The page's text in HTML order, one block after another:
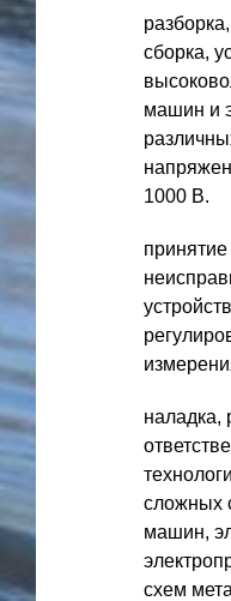
сборка,
машин и
1000 В.
наладка,
сложных
машин,
схем